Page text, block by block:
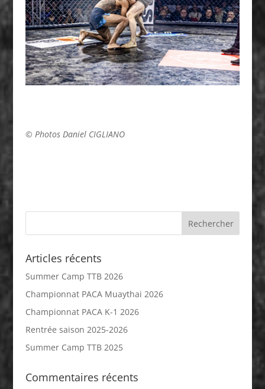
© Photos Daniel CIGLIANO
Articles récents
Summer Camp TTB 2026
Championnat PACA Muaythai 2026
Championnat PACA K-1 2026
Rentrée saison 2025-2026
Summer Camp TTB 2025
Commentaires récents